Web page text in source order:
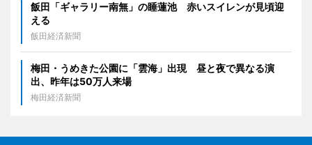
飯田「ギャラリー南無」の睡蓮池 赤いスイレンが見頃迎
える
飯田経済新聞
梅田・うめきた公園に「雲海」出現 昼と夜で異なる演
出、昨年は50万人来場
梅田経済新聞